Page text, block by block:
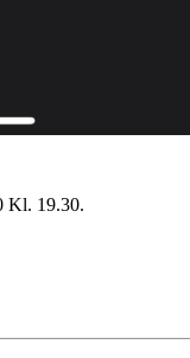
Kl. 19.30.